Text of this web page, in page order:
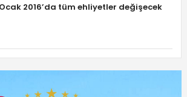
2016’da tüm ehliyetler değişecek